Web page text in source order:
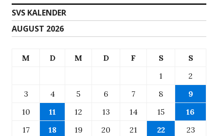
SVS KALENDER
AUGUST 2026
M D M D F S
S
1
2
3
4 5 6 7 8
9
10
11 12 13 14 15
16
17
18 19 20 21 22
23